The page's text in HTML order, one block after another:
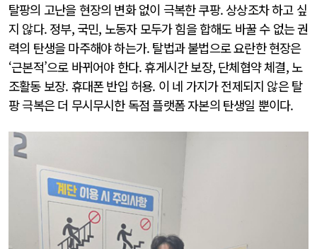
탈팡의 고난을 현장의 변화 없이 극복한 쿠팡. 상상조차 하고 싶
지 않다. 정부, 국민, 노동자 모두가 힘을 합해도 바꿀 수 없는 권
력의 탄생을 마주해야 하는가. 탈법과 불법으로 요란한 현장은
‘근본적’으로 바뀌어야 한다. 휴게시간 보장, 단체협약 체결, 노
조활동 보장. 휴대폰 반입 허용. 이 네 가지가 전제되지 않은 탈
팡 극복은 더 무시무시한 독점 플랫폼 자본의 탄생일 뿐이다.